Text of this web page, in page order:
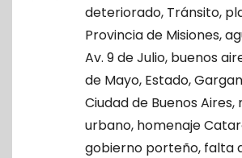
deteriorado, Tránsito,
Provincia de Misiones,
Av. 9 de Julio, buenos
de Mayo, Estado,
Ciudad de Buenos Aires,
urbano, homenaje
gobierno porteño, falta